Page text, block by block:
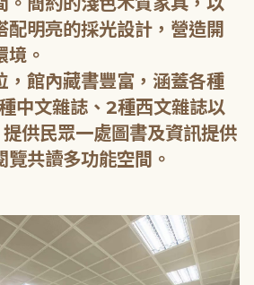
配明亮的採光設計，營造開
境。
館內藏書豐富，涵蓋各種
中文雜誌、2種西文雜誌以
供民眾一處圖書及資訊提供